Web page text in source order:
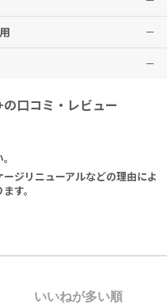
上の継続摂取を推奨しており
たり、より健康が増進するもの
ず守り、過剰な摂取はお控え
の方は、本品を摂取する前に
品使用前に必ず医師にご相談く
ください。
、異常を感じた際はただちに使
ジェル】
Copper (Copper Oxide) 1m
90mg DHA) 250mg, Lute
Zeaxanthin (Marigold Flow
Dioxide, Carmine, Cara
Titanium Dioxide.
口コミ・レビュー
ジリニューアルなどの理由によ
す。
いいねが多い順